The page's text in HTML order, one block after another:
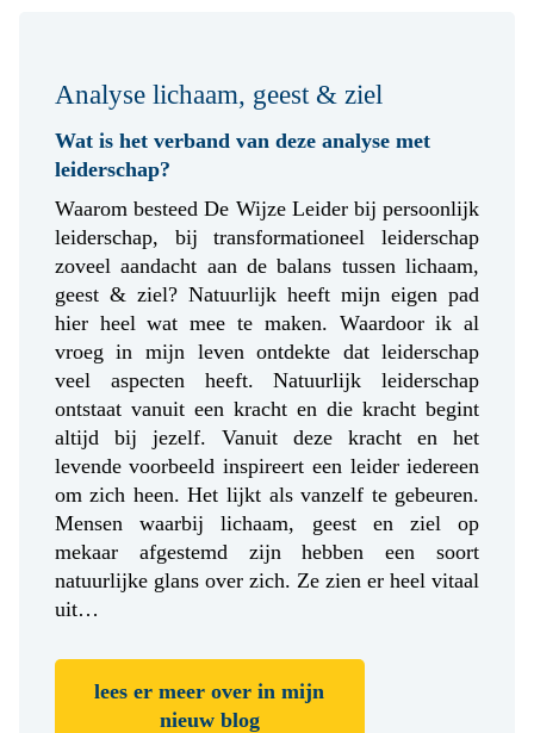
Analyse lichaam, geest & ziel
Wat is het verband van deze analyse met
leiderschap?
Waarom besteed De Wijze Leider bij persoonlijk
leiderschap, bij transformationeel leiderschap
zoveel aandacht aan de balans tussen lichaam,
geest & ziel? Natuurlijk heeft mijn eigen pad
hier heel wat mee te maken. Waardoor ik al
vroeg in mijn leven ontdekte dat leiderschap
veel aspecten heeft. Natuurlijk leiderschap
ontstaat vanuit een kracht en die kracht begint
altijd bij jezelf. Vanuit deze kracht en het
levende voorbeeld inspireert een leider iedereen
om zich heen. Het lijkt als vanzelf te gebeuren.
Mensen waarbij lichaam, geest en ziel op
mekaar afgestemd zijn hebben een soort
natuurlijke glans over zich. Ze zien er heel vitaal
uit…
lees er meer over in mijn
nieuw blog